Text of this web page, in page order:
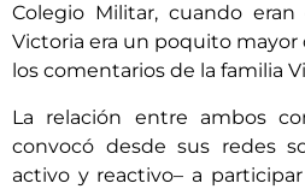
Colegio Militar, cuando
Victoria era un poquito mayor
los comentarios de la familia
La relación entre ambos
convocó desde sus redes
activo y reactivo– a